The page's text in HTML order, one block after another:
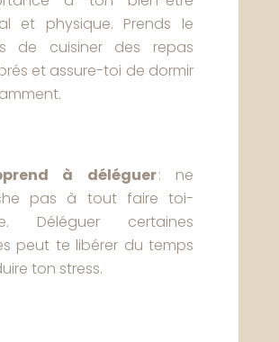
et physique. Prends le
de cuisiner des repas
et assure-toi de dormir
à déléguer: ne
pas à tout faire toi-
Déléguer certaines
peut te libérer du temps
ton stress.